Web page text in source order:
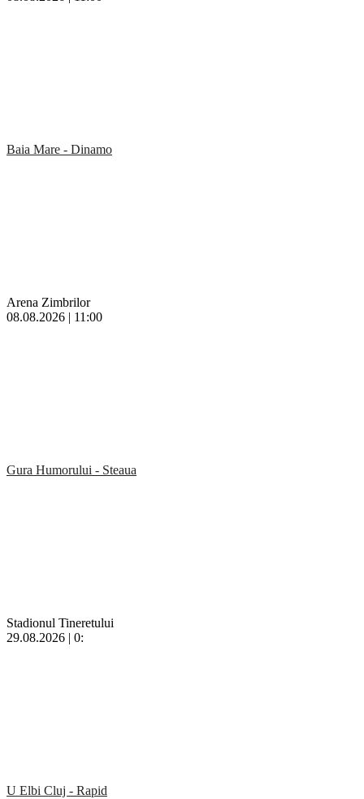
Baia Mare - Dinamo
Arena Zimbrilor
08.08.2026 | 11:00
Gura Humorului - Steaua
Stadionul Tineretului
29.08.2026 | 0:
U Elbi Cluj - Rapid